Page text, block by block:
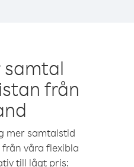
samtal
från
mer samtalstid
våra flexibla
till lågt pris: